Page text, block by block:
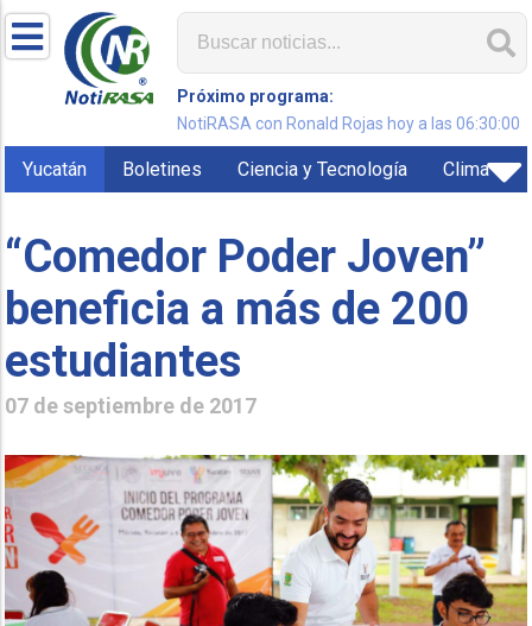
Próximo programa:
NotiRASA con Ronald Rojas hoy a las 06:30:00
Yucatán Boletines Ciencia y Tecnología Clima
“Comedor Poder Joven”
beneficia a más de 200
estudiantes
07 de septiembre de 2017